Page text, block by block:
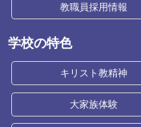
教職員採用情報
学校の特色
キリスト教精神
大家族体験